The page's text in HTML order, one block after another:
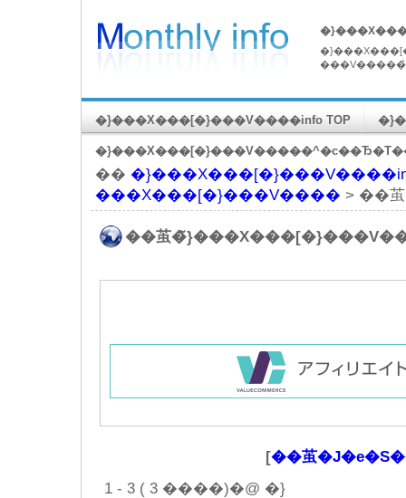
�}���X���[�}���V����info TOP
��
���X���[�}���V���� > ��茧
��茧
[��茧
1 - 3 ( 3 ����)�@ �}